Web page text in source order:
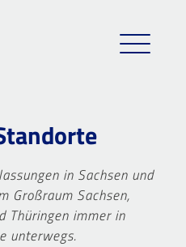
in Sachsen und
Großraum Sachsen,
Thüringen immer in
unterwegs.